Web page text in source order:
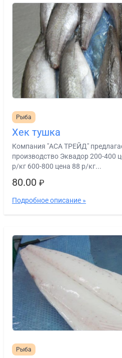
Рыба
Хек тушка
Компания "АСА ТРЕЙД"
производство Эквадор 200-400
р/кг 600-800 цена 88 р/кг...
80.00 ₽
Подробное описание »
Рыба